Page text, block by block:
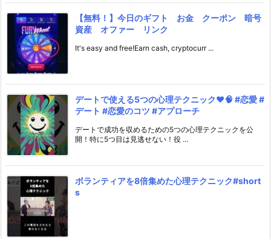
【無料！】今日のギフト お金 クーポン 暗号
資産 オファー リンク
It's easy and free!Earn cash, cryptocurr ...
デートで使える5つの心理テクニック❤️🧠 #恋愛 #
デート #恋愛のコツ #アプローチ
デートで成功を収めるための5つの心理テクニックを公
開！特に5つ目は見逃せない！役 ...
ボランティアを8倍集めた心理テクニック#short
s